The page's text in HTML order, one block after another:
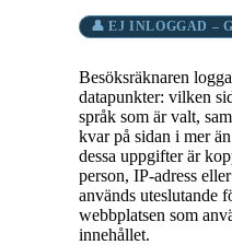
👤 EJ INLOGGAD –
Besöksräknaren
datapunkter: vilken
språk som är valt,
kvar på sidan i mer
dessa uppgifter är
person, IP-adress
används uteslutande
webbplatsen som
innehållet.